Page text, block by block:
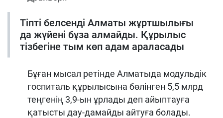
Тіпті белсенді Алматы жұртшылығы
да жүйені бұза алмайды. Құрылыс
тізбегіне тым көп адам араласады
Бұған мысал ретінде Алматыда модульдік
госпиталь құрылысына бөлінген 5,5 млрд
теңгенің 3,9-ын ұрлады деп айыптауға
қатысты дау-дамайды айтуға болады.